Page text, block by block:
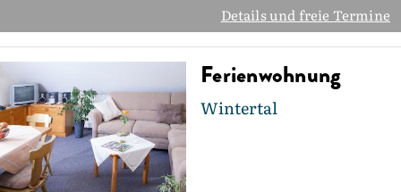
Details und freie Termine
Ferienwohnung
Wintertal